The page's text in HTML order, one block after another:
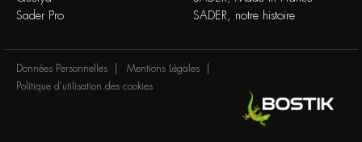
Sader Pro
SADER, notre histoire
Données Personnelles
Mentions Légales
Politique d'utilisation des cookies